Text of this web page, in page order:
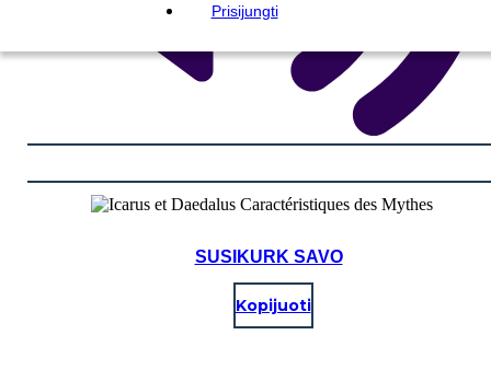
Prisijungti
SUSIKURK SAVO
Kopijuoti